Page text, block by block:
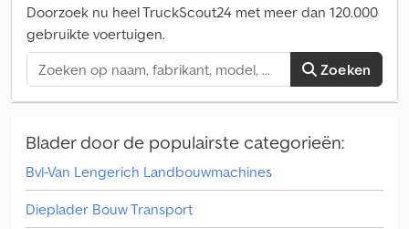
ATUOBREN Csdpfx Acsyx Ic Dofjrf
Doorzoek nu heel TruckScout24 met meer dan 120.000
gebruikte voertuigen.
Zoeken
Blader door de populairste categorieën:
Bvl-Van Lengerich Landbouwmachines
Dieplader Bouw Transport